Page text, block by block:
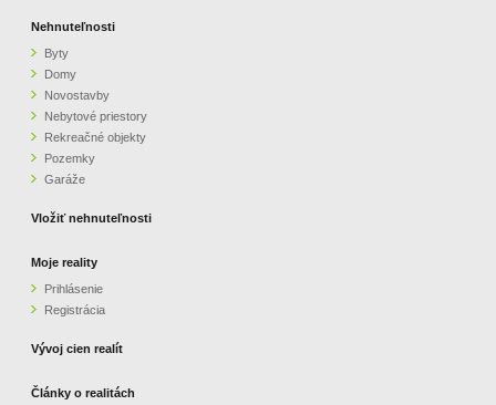
GARÁŽE
O NÁS
CENNÍK REALITNEJ INZERCIE
ZVÝRAZNENIE REALITNÝCH INZERÁTOV
PARTNERI
OBCHODNÉ PODMIENKY
KONTAKT
Nehnuteľnosti
Byty
Domy
Novostavby
Nebytové priestory
Rekreačné objekty
Pozemky
Garáže
Vložiť nehnuteľnosti
Moje reality
Prihlásenie
Registrácia
Vývoj cien realít
Články o realitách